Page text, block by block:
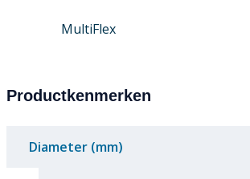
MultiFlex
Productkenmerken
Diameter (mm)